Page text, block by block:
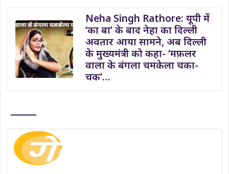
Neha Singh Rathore: यूपी में
‘का बा’ के बाद नेहा का दिल्ली
अवतार आया सामने, अब दिल्ली
के मुख्यमंत्री को कहा- ‘मफ़लर
वाला के बंगला चमकेला चका-
चक’…